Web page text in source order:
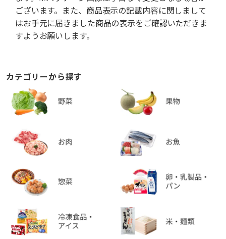
ございます。また、商品表示の記載内容に関しまして
はお手元に届きました商品の表示をご確認いただきま
すようお願いします。
カテゴリーから探す